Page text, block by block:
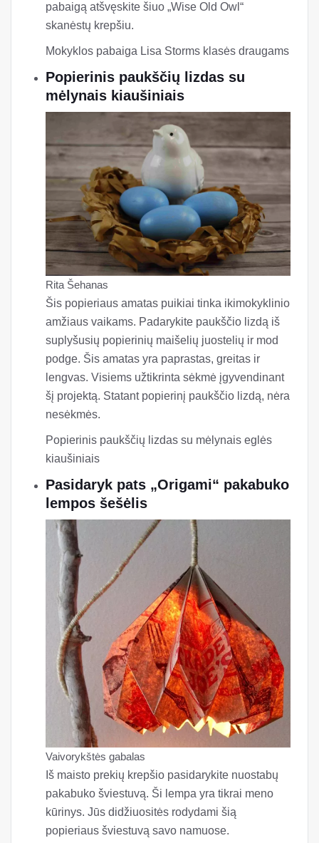
pabaigą atšvęskite šiuo „Wise Old Owl“
skanėstų krepšiu.
Mokyklos pabaiga Lisa Storms klasės draugams
Popierinis paukščių lizdas su
mėlynais kiaušiniais
Rita Šehanas
Šis popieriaus amatas puikiai tinka ikimokyklinio
amžiaus vaikams. Padarykite paukščio lizdą iš
suplyšusių popierinių maišelių juostelių ir mod
podge. Šis amatas yra paprastas, greitas ir
lengvas. Visiems užtikrinta sėkmė įgyvendinant
šį projektą. Statant popierinį paukščio lizdą, nėra
nesėkmės.
Popierinis paukščių lizdas su mėlynais eglės
kiaušiniais
Pasidaryk pats „Origami“ pakabuko
lempos šešėlis
Vaivorykštės gabalas
Iš maisto prekių krepšio pasidarykite nuostabų
pakabuko šviestuvą. Ši lempa yra tikrai meno
kūrinys. Jūs didžiuositės rodydami šią
popieriaus šviestuvą savo namuose.